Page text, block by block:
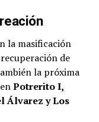
la masificación
de
la próxima
Potrerito I,
Álvarez y Los